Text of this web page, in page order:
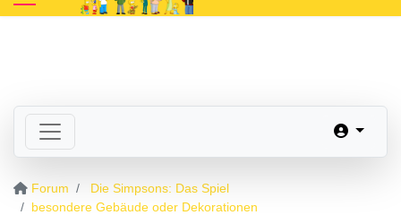
Forum
Die Simpsons: Das Spiel
besondere Gebäude oder Dekorationen